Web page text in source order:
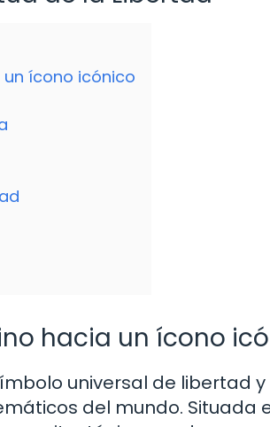
ícono icónico
hacia un ícono
universal de libertad
del mundo. Situada